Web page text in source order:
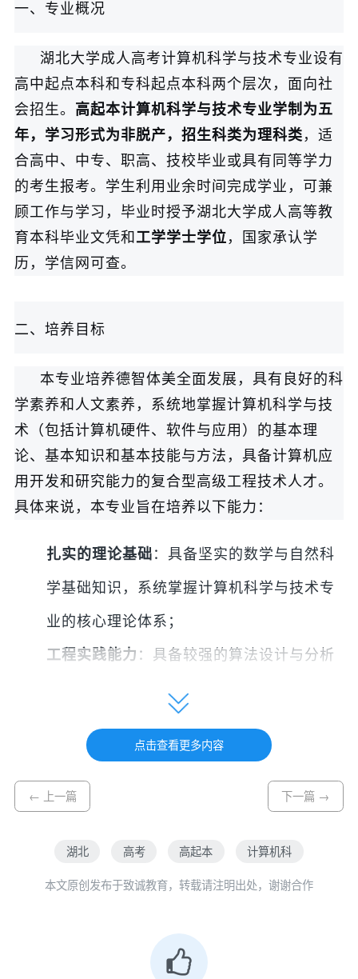
一、专业概况
湖北大学成人高考计算机科学与技术专业设有
高中起点本科和专科起点本科两个层次，面向社
会招生。 高起本计算机科学与技术专业学制为五
年，学习形式为非脱产，招生科类为理科类 ，适
合高中、中专、职高、技校毕业或具有同等学力
的考生报考。学生利用业余时间完成学业，可兼
顾工作与学习，毕业时授予湖北大学成人高等教
育本科毕业文凭和 工学学士学位 ，国家承认学
历，学信网可查。
二、培养目标
本专业培养德智体美全面发展，具有良好的科
学素养和人文素养，系统地掌握计算机科学与技
术（包括计算机硬件、软件与应用）的基本理
论、基本知识和基本技能与方法，具备计算机应
用开发和研究能力的复合型高级工程技术人才。
具体来说，本专业旨在培养以下能力：
扎实的理论基础 ：具备坚实的数学与自然科
学基础知识，系统掌握计算机科学与技术专
业的核心理论体系；
工程实践能力 ：具备较强的算法设计与分析
设计、开发和维护；
创新能力 ：具有发现问题、分析问题、解决
新月异的发展态势；
综合应用能力：能够在科研部门、教育单
位从事计算机教学、科学研究、应用开发和
点击查看更多内容
← 上一篇 下一篇 →
湖北 高考 高起本 计算机科
本文原创发布于致诚教育，转载请注明出处，谢谢合作